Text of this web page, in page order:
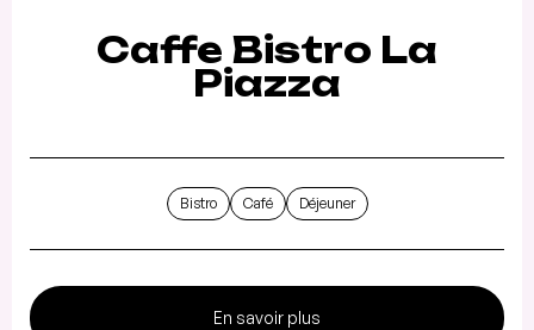
Caffe Bistro La
Piazza
Bistro Café Déjeuner
En savoir plus